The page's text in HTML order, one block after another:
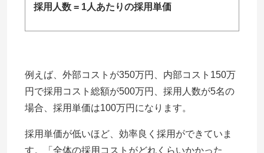
採用人数 = 1人あたりの採用単価
例えば、外部コストが350万円、内部コスト150万
円で採用コスト総額が500万円、採用人数が5名の
場合、採用単価は100万円になります。
採用単価が低いほど、効率良く採用ができていま
す。「全体の採用コストがどれくらいかかった